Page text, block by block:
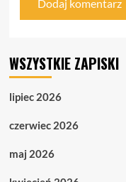
WSZYSTKIE ZAPISKI
lipiec 2026
czerwiec 2026
maj 2026